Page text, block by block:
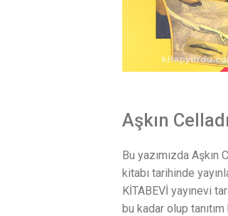
Aşkın
Bu yazımızda Aşkın
kitabı tarihinde
KİTABEVİ yayınevi
bu kadar olup